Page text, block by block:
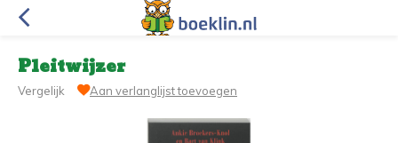
Pleitwijzer
Vergelijk Aan verlanglijst toevoegen